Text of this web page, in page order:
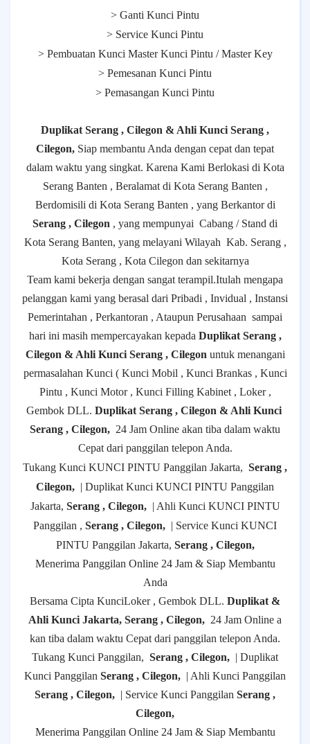
> Ganti Kunci Pintu
> Service Kunci Pintu
> Pembuatan Kunci Master Kunci Pintu / Master Key
> Pemesanan Kunci Pintu
> Pemasangan Kunci Pintu
Duplikat Serang , Cilegon & Ahli Kunci Serang ,
Cilegon, Siap membantu Anda dengan cepat dan tepat
dalam waktu yang singkat. Karena Kami Berlokasi di Kota
Serang Banten , Beralamat di Kota Serang Banten ,
Berdomisili di Kota Serang Banten , yang Berkantor di
Serang , Cilegon , yang mempunyai Cabang / Stand di
Kota Serang Banten, yang melayani Wilayah Kab. Serang ,
Kota Serang , Kota Cilegon dan sekitarnya
Team kami bekerja dengan sangat terampil.Itulah mengapa
pelanggan kami yang berasal dari Pribadi , Invidual , Instansi
Pemerintahan , Perkantoran , Ataupun Perusahaan sampai
hari ini masih mempercayakan kepada Duplikat Serang ,
Cilegon & Ahli Kunci Serang , Cilegon untuk menangani
permasalahan Kunci ( Kunci Mobil , Kunci Brankas , Kunci
Pintu , Kunci Motor , Kunci Filling Kabinet , Loker ,
Gembok DLL. Duplikat Serang , Cilegon & Ahli Kunci
Serang , Cilegon, 24 Jam Online akan tiba dalam waktu
Cepat dari panggilan telepon Anda.
Tukang Kunci KUNCI PINTU Panggilan Jakarta, Serang ,
Cilegon, | Duplikat Kunci KUNCI PINTU Panggilan
Jakarta, Serang , Cilegon, | Ahli Kunci KUNCI PINTU
Panggilan , Serang , Cilegon, | Service Kunci KUNCI
PINTU Panggilan Jakarta, Serang , Cilegon,
Menerima Panggilan Online 24 Jam & Siap Membantu
Anda
Bersama Cipta KunciLoker , Gembok DLL. Duplikat &
Ahli Kunci Jakarta, Serang , Cilegon, 24 Jam Online a
kan tiba dalam waktu Cepat dari panggilan telepon Anda.
Tukang Kunci Panggilan, Serang , Cilegon, | Duplikat
Kunci Panggilan Serang , Cilegon, | Ahli Kunci Panggilan
Serang , Cilegon, | Service Kunci Panggilan Serang ,
Cilegon,
Menerima Panggilan Online 24 Jam & Siap Membantu